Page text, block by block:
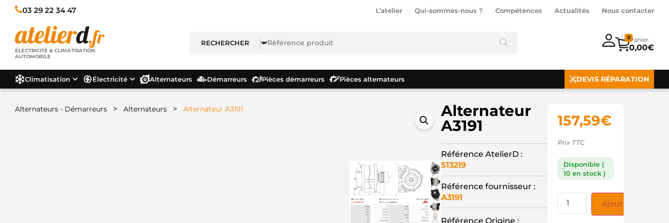
03 29 22 34 47 L’atelier Qui-sommes-nous ? Compétences Actualités Nous contacter
ÉLECTRICITÉ & CLIMATISATION
AUTOMOBILE
0,00€
0
Climatisation Électricité Alternateurs Démarreurs Pièces démarreurs Pièces alternateurs DEVIS RÉPARATION
Alternateurs - Démarreurs > Alternateurs > Alternateur A3191
Alternateur
A3191
Référence AtelierD :
513219
Référence fournisseur :
A3191
Référence Origine :
157,59€
Prix TTC
Disponible (
10 en stock )
Ajouter au